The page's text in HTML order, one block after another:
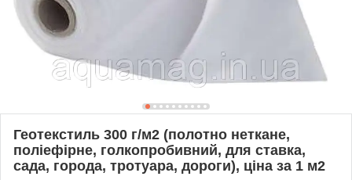
Геотекстиль 300 г/м2 (полотно неткане,
поліефірне, голкопробивний, для ставка,
сада, города, тротуара, дороги), ціна за 1 м2